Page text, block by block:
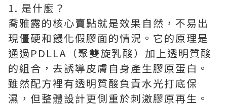
1. 是什麼？
喬雅露的核心賣點就是效果自然，不易出
現僵硬和饅化假膠面的情況。它的原理是
通過PDLLA（聚雙旋乳酸）加上透明質酸
的組合，去誘導皮膚自身產生膠原蛋白。
雖然配方裡有透明質酸負責水光打底保
濕，但整體設計更側重於刺激膠原再生。